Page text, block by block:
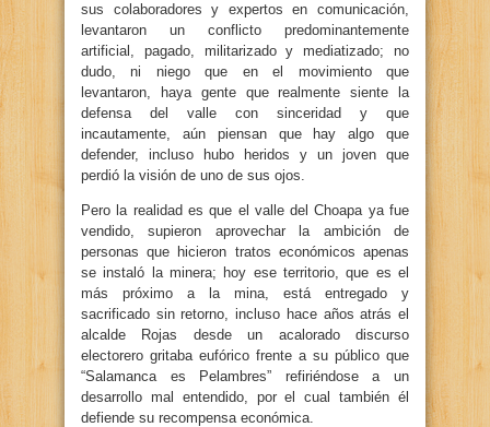
sus colaboradores y expertos en comunicación,
levantaron un conflicto predominantemente
artificial, pagado, militarizado y mediatizado; no
dudo, ni niego que en el movimiento que
levantaron, haya gente que realmente siente la
defensa del valle con sinceridad y que
incautamente, aún piensan que hay algo que
defender, incluso hubo heridos y un joven que
perdió la visión de uno de sus ojos.
Pero la realidad es que el valle del Choapa ya fue
vendido, supieron aprovechar la ambición de
personas que hicieron tratos económicos apenas
se instaló la minera; hoy ese territorio, que es el
más próximo a la mina, está entregado y
sacrificado sin retorno, incluso hace años atrás el
alcalde Rojas desde un acalorado discurso
electorero gritaba eufórico frente a su público que
“Salamanca es Pelambres” refiriéndose a un
desarrollo mal entendido, por el cual también él
defiende su recompensa económica.